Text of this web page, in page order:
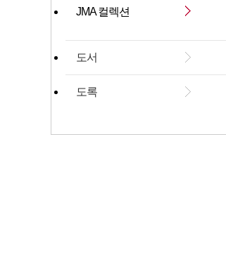
JMA 컬렉션
도서
도록